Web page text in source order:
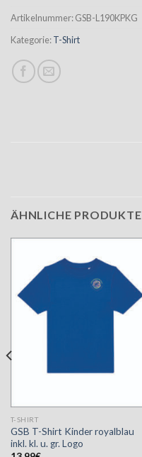
Artikelnummer:GSB-L190KPKG
Kategorie:T-Shirt
ÄHNLICHE PRODUKTE
T-SHIRT
GSB T-Shirt Kinder royalblau
inkl. kl. u. gr. Logo